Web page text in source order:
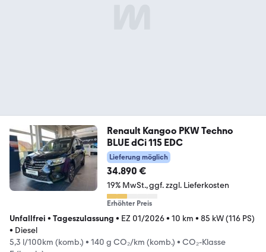
Renault Kangoo PKW Techno
BLUE dCi 115 EDC
Lieferung möglich
34.890 €
19% MwSt. ggf. zzgl. Lieferkosten
Erhöhter Preis
Unfallfrei • Tageszulassung • EZ 01/2026• 10 km • 85 kW (116 PS)
• Diesel
5,3 l/100km (komb.) • 140 g CO₂/km (komb.) • CO₂-Klasse